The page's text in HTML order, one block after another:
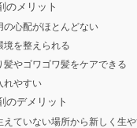
のメリット
の心配がほとんどない
境を整えられる
髪やゴワゴワ髪をケアできる
れやすい
のデメリット
えていない場所から新しく生